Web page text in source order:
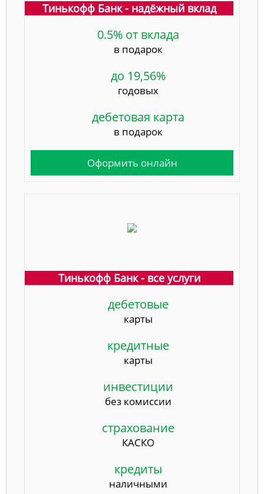
Тинькофф Банк - надёжный вклад
0.5% от вклада
в подарок
до 19,56%
годовых
дебетовая карта
в подарок
Оформить онлайн
Тинькофф Банк - все услуги
дебетовые
карты
кредитные
карты
инвестиции
без комиссии
страхование
КАСКО
кредиты
наличными